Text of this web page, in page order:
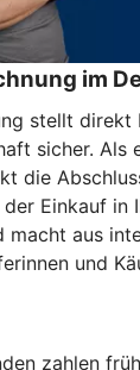
im
stellt direkt
sicher. Als
die
Einkauf in
aus
und
zahlen